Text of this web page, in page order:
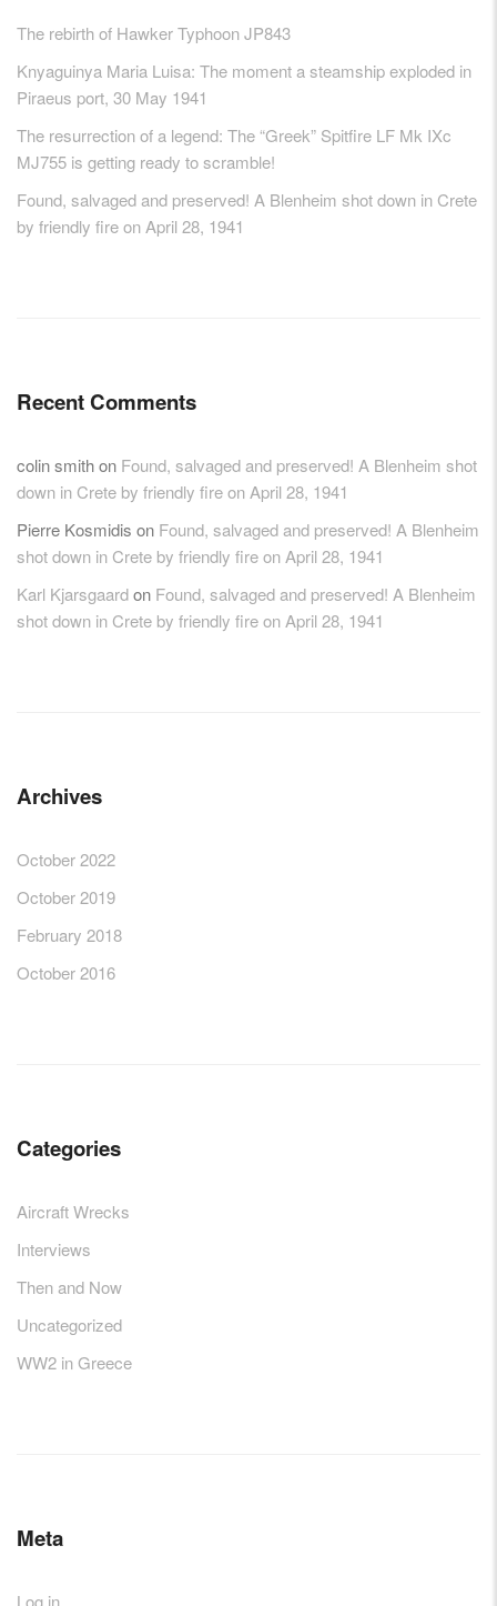
The rebirth of Hawker Typhoon JP843
Knyaguinya Maria Luisa: The moment a steamship exploded in
Piraeus port, 30 May 1941
The resurrection of a legend: The “Greek” Spitfire LF Mk IXc
MJ755 is getting ready to scramble!
Found, salvaged and preserved! A Blenheim shot down in Crete
by friendly fire on April 28, 1941
Recent Comments
colin smithon Found, salvaged and preserved! A Blenheim shot
down in Crete by friendly fire on April 28, 1941
Pierre Kosmidis on Found, salvaged and preserved! A Blenheim
shot down in Crete by friendly fire on April 28, 1941
Karl Kjarsgaardon Found, salvaged and preserved! A Blenheim
shot down in Crete by friendly fire on April 28, 1941
Archives
October 2022
October 2019
February 2018
October 2016
Categories
Aircraft Wrecks
Interviews
Then and Now
Uncategorized
WW2 in Greece
Meta
Log in